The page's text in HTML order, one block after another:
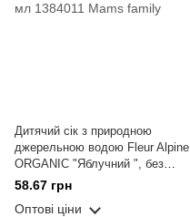
Дитячий сік з природною
джерельною водою Fleur Alpine
ORGANIC "Яблучний ", без
цукру, від 8-ми міс, 200 мл
58.67 грн
Оптові ціни